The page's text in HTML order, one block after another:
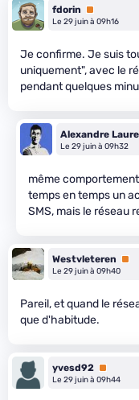
fdorin
Premium
Le 29 juin à 09h16
Je confirme. Je suis
uniquement", avec le
pendant quelques
Alexandre
Le 29 juin à 09h32
même
temps en temps un
SMS, mais le réseau
Westvleteren
Le 29 juin à 09h40
Pareil, et quand le
que d'habitude.
yvesd92 Premium
Le 29 juin à 09h44